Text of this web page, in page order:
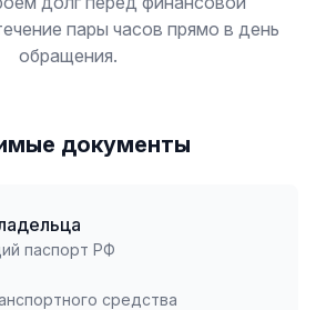
пары часов прямо в день
обращения.
документы
паспорт РФ
средства